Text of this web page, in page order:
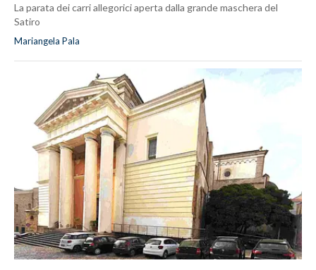
La parata dei carri allegorici aperta dalla grande maschera del
Satiro
Mariangela Pala